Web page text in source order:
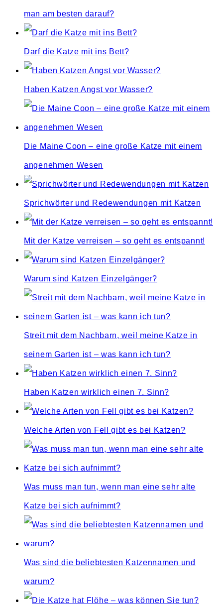
man am besten darauf?
Darf die Katze mit ins Bett?
Haben Katzen Angst vor Wasser?
Die Maine Coon – eine große Katze mit einem
angenehmen Wesen
Sprichwörter und Redewendungen mit Katzen
Mit der Katze verreisen – so geht es entspannt!
Warum sind Katzen Einzelgänger?
Streit mit dem Nachbarn, weil meine Katze in
seinem Garten ist – was kann ich tun?
Haben Katzen wirklich einen 7. Sinn?
Welche Arten von Fell gibt es bei Katzen?
Was muss man tun, wenn man eine sehr alte
Katze bei sich aufnimmt?
Was sind die beliebtesten Katzennamen und
warum?